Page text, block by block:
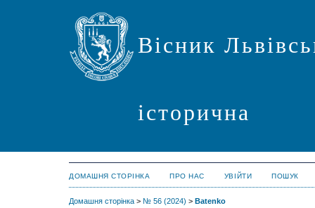
Вісник
історична
ДОМАШНЯ СТОРІНКА ПРО НАС УВІЙТИ ПОШУК
Домашня сторінка > № 56 (2024) > Batenko